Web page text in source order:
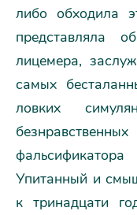
либо обходила
представляла
лицемера,
самых
ловких
Упитанный и
к тринадцати